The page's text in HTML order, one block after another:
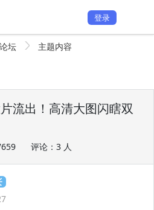
登录
坛 主题内容
流出！高清大图闪瞎双
评论：3 人